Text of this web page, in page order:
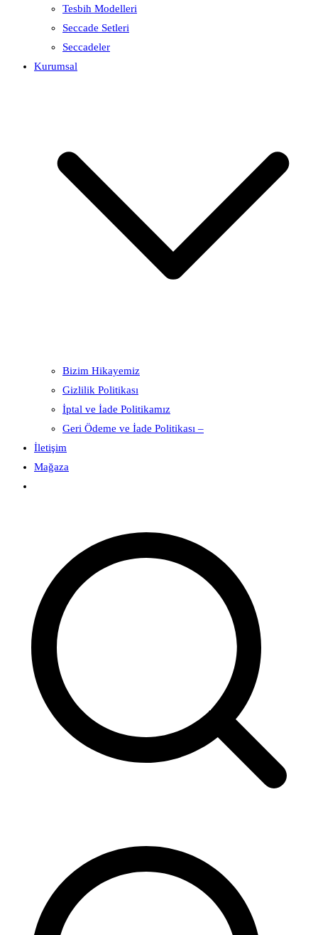
Tesbih Modelleri
Seccade Setleri
Seccadeler
Kurumsal
Bizim Hikayemiz
Gizlilik Politikası
İptal ve İade Politikamız
Geri Ödeme ve İade Politikası –
İletişim
Mağaza